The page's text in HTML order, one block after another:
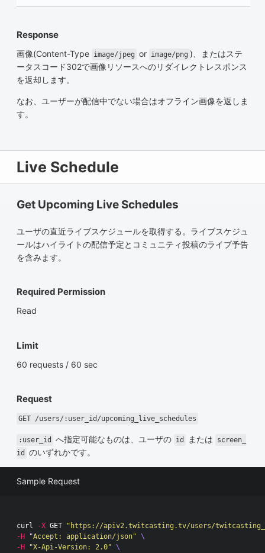
Response
画像(Content-Type image/jpeg or image/png )、またはステ
ータスコード302で画像リソースへのリダイレクトレスポンス
を返却します。
なお、ユーザーが配信中でない場合はオフライン画像を返しま
す。
Live Schedule
Get Upcoming Live Schedules
ユーザの直近ライブスケジュールを取得する。ライブスケジュ
ールはハイライトの配信予定とコミュニティ投稿のライブ予告
を含みます。
Required Permission
Read
Limit
60 requests / 60 sec
Request
GET /users/:user_id/upcoming_live_schedules
:user_id へ指定可能なものは、ユーザの id または
screen_
id
のいずれかです。
Sample Request
curl -X GET
"https://apiv2.twitcasting.tv/users/
-H
"Accept: application/json" \
-H
"X-Api-Version: 2.0" \